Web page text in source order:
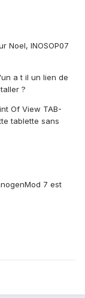
Noel, INOSOP07
a t il un lien de
?
Of View TAB-
tablette sans
7 est